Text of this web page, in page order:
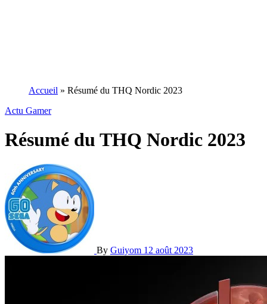
Accueil » Résumé du THQ Nordic 2023
Actu Gamer
Résumé du THQ Nordic 2023
By Guiyom 12 août 2023